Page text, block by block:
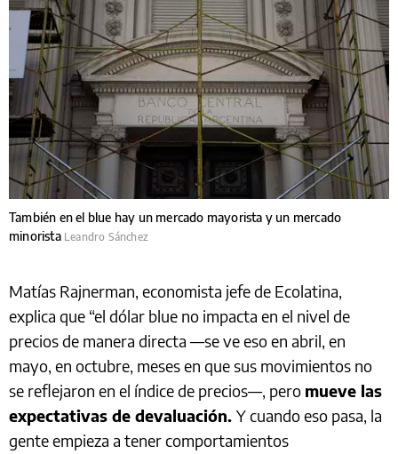
También en el blue hay un mercado mayorista y un mercado
minorista Leandro Sánchez
Matías Rajnerman, economista jefe de Ecolatina,
explica que “el dólar blue no impacta en el nivel de
precios de manera directa —se ve eso en abril, en
mayo, en octubre, meses en que sus movimientos no
se reflejaron en el índice de precios—, pero mueve las
expectativas de devaluación. Y cuando eso pasa, la
gente empieza a tener comportamientos